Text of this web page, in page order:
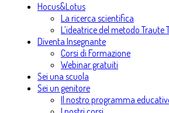
Hocus&Lotus
La ricerca scientifica
L’ideatrice del metodo Traute
Diventa Insegnante
Corsi di Formazione
Webinar gratuiti
Sei una scuola
Sei un genitore
Il nostro programma